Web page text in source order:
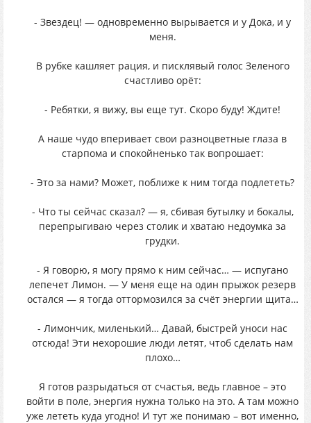
- Звездец! — одновременно вырывается и у Дока, и у
меня.
В рубке кашляет рация, и писклявый голос Зеленого
счастливо орёт:
- Ребятки, я вижу, вы еще тут. Скоро буду! Ждите!
А наше чудо вперивает свои разноцветные глаза в
старпома и спокойненько так вопрошает:
- Это за нами? Может, поближе к ним тогда подлететь?
- Что ты сейчас сказал? — я, сбивая бутылку и бокалы,
перепрыгиваю через столик и хватаю недоумка за
грудки.
- Я говорю, я могу прямо к ним сейчас… — испугано
лепечет Лимон. — У меня еще на один прыжок резерв
остался — я тогда оттормозился за счёт энергии щита…
- Лимончик, миленький… Давай, быстрей уноси нас
отсюда! Эти нехорошие люди летят, чтоб сделать нам
плохо…
Я готов разрыдаться от счастья, ведь главное – это
войти в поле, энергия нужна только на это. А там можно
уже лететь куда угодно! И тут же понимаю – вот именно,